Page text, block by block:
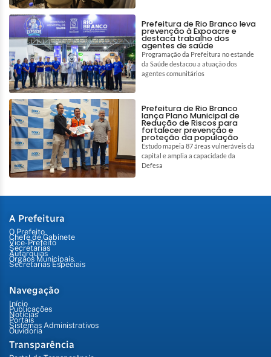
Prefeitura de Rio Branco leva
prevenção à Expoacre e
destaca trabalho dos
agentes de saúde
Programação da Prefeitura no estande
da Saúde destacou a atuação dos
agentes comunitários
Prefeitura de Rio Branco
lança Plano Municipal de
Redução de Riscos para
fortalecer prevenção e
proteção da população
Estudo mapeia 87 áreas vulneráveis da
capital e amplia a capacidade da
Defesa
A Prefeitura
O Prefeito
Chefe de Gabinete
Vice-Prefeito
Secretarias
Autarquias
Órgãos Municipais
Secretarias Especiais
Navegação
Início
Publicações
Notícias
Portais
Sistemas Administrativos
Ouvidoria
Transparência